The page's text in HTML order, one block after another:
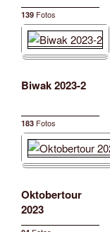
139 Fotos
Biwak 2023-2
183 Fotos
Oktobertour
2023